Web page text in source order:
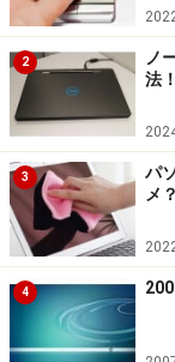
2
ノ
法
3
パ
メ
4